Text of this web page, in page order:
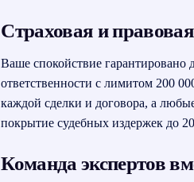
Страховая и
Ваше спокойствие гарантировано
ответственности с лимитом 200
каждой сделки и договора, а
покрытие судебных издержек до
Команда экспертов